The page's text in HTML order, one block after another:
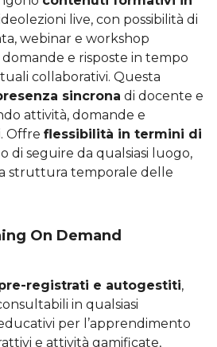
live, con possibilità di
webinar e workshop
domande e risposte in tempo
collaborativi. Questa
sincrona di docente e
attività, domande e
Offre flessibilità in termini di
di seguire da qualsiasi luogo,
struttura temporale delle
On Demand
registrati e autogestiti,
in qualsiasi
per l’apprendimento
e attività gamificate,